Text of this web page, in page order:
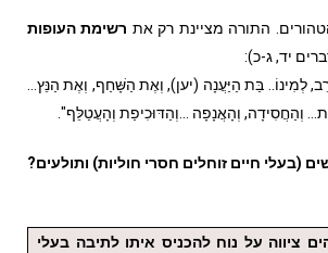
התורה מציינת רק את רשימת העופות
יד, ג-כ):
לְמִינוֹ.. בַּת הַיַּעֲנָה (יען), וְאֶת הַשָּׁחַף, וְאֶת הַנֵּץ…
וְהַחֲסִידָה, וְהָאֲנָפָה …וְהַדּוּכִיפַת וְהָעֲטַלֵּף".
(בעלי חיים זוחלים חסרי חוליות) ותולעים?
ציווה על נוח להכניס איתו לתיבה בעלי